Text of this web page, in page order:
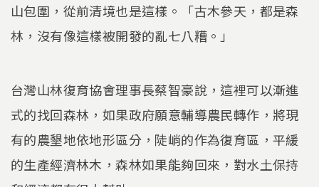
山包圍，從前清境也是這樣。「古木參天，都是森
林，沒有像這樣被開發的亂七八糟。」
台灣山林復育協會理事長蔡智豪說，這裡可以漸進
式的找回森林，如果政府願意輔導農民轉作，將現
有的農墾地依地形區分，陡峭的作為復育區，平緩
的生產經濟林木，森林如果能夠回來，對水土保持